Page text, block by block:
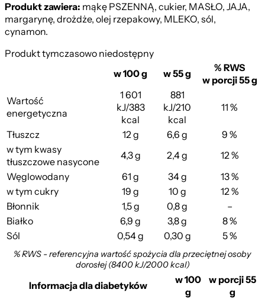
Produkt zawiera: mąkę PSZENNĄ, cukier, MASŁO, JAJA,
margarynę, drożdże, olej rzepakowy, MLEKO, sól,
cynamon.
Produkt tymczasowo niedostępny
w 100 g
w 55 g
% RWS
w porcji 55 g
Wartość
energetyczna
1 601
kJ/383
kcal
881
kJ/210
kcal
11 %
Tłuszcz 12 g 6,6 g
9 %
w tym kwasy
tłuszczowe nasycone
4,3 g 2,4 g
12 %
Węglowodany
61 g 34 g
13 %
w tym cukry
19 g 10 g
12 %
Błonnik
1,5 g 0,8 g
–
Białko
6,9 g 3,8 g
8 %
Sól
0,54 g 0,30 g 5 %
% RWS - referencyjna wartość spożycia dla przeciętnej osoby
dorosłej (8400 kJ/2000 kcal)
Informacja dla diabetyków
w 100
g
w porcji 55
g